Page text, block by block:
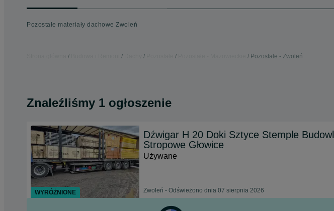
Pozostałe materiały dachowe Zwoleń
Pozostałe - Zwoleń
Znaleźliśmy 1 ogłoszenie
Dźwigar H 20 Doki Sztyce Stemple
Stropowe Głowice
Używane
Zwoleń - Odświeżono dnia 07 sierpnia 2026
WYRÓŻNIONE